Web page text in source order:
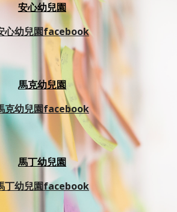
安心幼兒園
心幼兒園facebook
馬克幼兒園
克幼兒園facebook
馬丁幼兒園
丁幼兒園facebook